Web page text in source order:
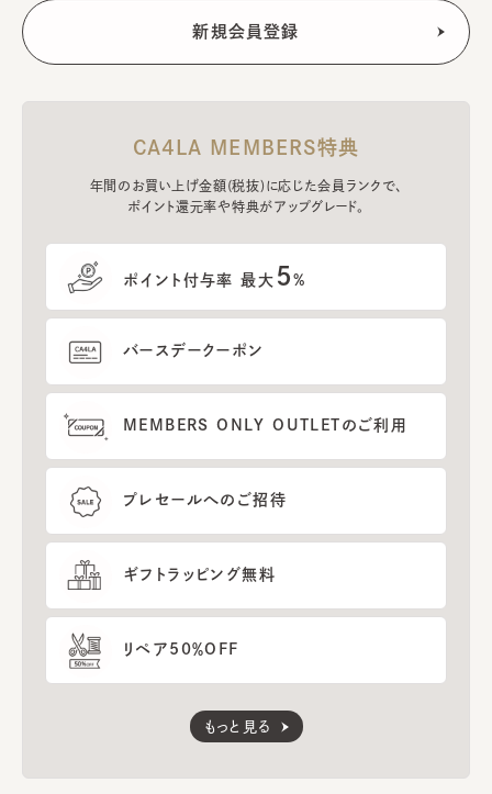
CA4LA MEMBERS特典
年間のお買い上げ金額(税抜)に応じた会員ランクで、
ポイント還元率や特典がアップグレード。
ポイント付与率 最大 5%
バースデークーポン
MEMBERS ONLY OUTLETのご利用
プレセールへのご招待
ギフトラッピング無料
リペア50％OFF
もっと見る